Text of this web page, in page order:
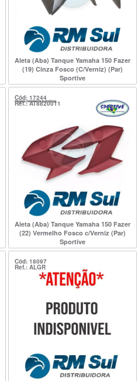
Aleta (Aba) Tanque Yamaha 150 Fazer
(19) Cinza Fosco (C/Verniz) (Par)
Sportive
Cód: 17244
Ref.: AT8820011
Aleta (Aba) Tanque Yamaha 150 Fazer
(22) Vermelho Fosco c/Verniz (Par)
Sportive
Cód: 18097
Ref.: ALGR